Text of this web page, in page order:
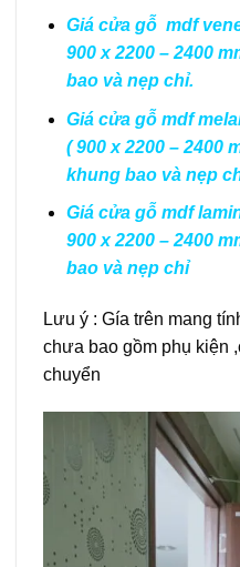
Giá cửa gỗ mdf
900 x 2200 – 2400
bao và nẹp chỉ.
Giá cửa gỗ mdf
( 900 x 2200 – 2400
khung bao và nẹp
Giá cửa gỗ mdf
900 x 2200 – 2400
bao và nẹp chỉ
Lưu ý : Gía trên mang
chưa bao gồm phụ kiện
chuyển